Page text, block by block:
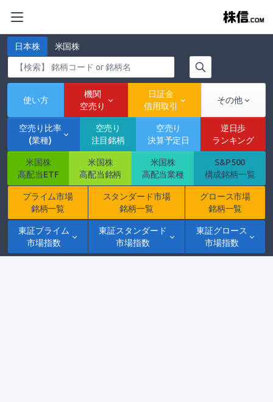
日本株 米国株
使い方
機関
空売り
日証金
信用取引
その他
空売り比率
(業種)
空売り
注目銘柄
空売り
決算予定日
逆日歩
ランキング
米国株
高配当ETF
米国株
高配当銘柄
米国株
高配当業種
S&P500
構成銘柄一覧
プライム市場
銘柄一覧
スタンダード市場
銘柄一覧
グロース市場
銘柄一覧
東証プライム
市場指数
東証スタンダード
市場指数
東証グロース
市場指数